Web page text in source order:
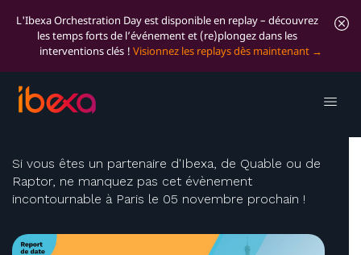
L'Ibexa Orchestration Day est disponible en replay – découvrez
les temps forts de l’événement et (re)plongez dans les
interventions clés ! Visionnez les replays dès maintenant
Rejoignez l'Ibexa Partner
Event
Si vous êtes un partenaire d'Ibexa, de Quable ou de
Raptor, ne manquez pas cet évènement
incontournable à Paris le 05 novembre prochain !